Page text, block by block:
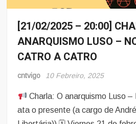
Eventos
Noticias
[21/02/2025 – 20:00]
ANARQUISMO LUSO –
CATRO A CATRO
cntvigo 10 Febreiro, 2025
Charla: O anarquismo Luso –
ata o presente (a cargo de